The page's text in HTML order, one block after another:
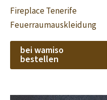
Fireplace Tenerife
Feuerraumauskleidung
bei wamiso
bestellen